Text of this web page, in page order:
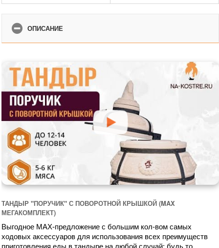
ОПИСАНИЕ
ТАНДЫР "ПОРУЧИК" С ПОВОРОТНОЙ КРЫШКОЙ (MAX
МЕГАКОМПЛЕКТ)
Выгодное MAX-предложение с большим кол-вом самых
ходовых аксессуаров для использования всех преимуществ
приготовления еды в тандыре на любой случай: будь то